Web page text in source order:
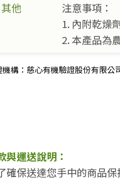
其他
注意事項：
1. 內附乾燥
2. 本產品為
機構：慈心有機驗證股份有限公
與運送說明：
確保送達您手中的商品